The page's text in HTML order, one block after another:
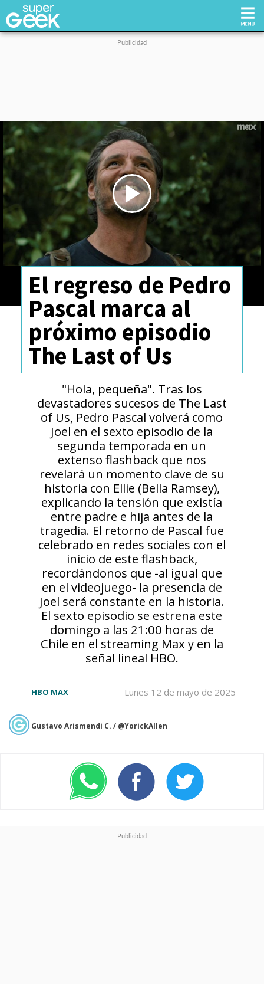
Tecnología
Videojuegos
Reviews
Cultura Pop
Streaming
Síguenos:
Play
Video
El regreso de Pedro
Pascal marca al
próximo episodio
The Last of Us
"Hola, pequeña". Tras los
devastadores sucesos de The Last
of Us, Pedro Pascal volverá como
Joel en el sexto episodio de la
segunda temporada en un
extenso flashback que nos
revelará un momento clave de su
historia con Ellie (Bella Ramsey),
explicando la tensión que existía
entre padre e hija antes de la
tragedia. El retorno de Pascal fue
celebrado en redes sociales con el
inicio de este flashback,
recordándonos que -al igual que
en el videojuego- la presencia de
Joel será constante en la historia.
El sexto episodio se estrena este
domingo a las 21:00 horas de
Chile en el streaming Max y en la
señal lineal HBO.
Lunes 12 de mayo de 2025
HBO MAX
Gustavo Arismendi C. / @YorickAllen